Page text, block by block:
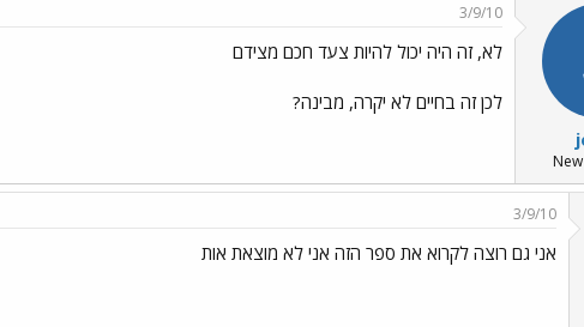
3/9/10
לא, זה היה יכול להיות צעד חכם מצידם
לכן זה בחיים לא יקרה, מבינה?
3/9/10
אני גם רוצה לקרוא את ספר הזה אני לא מוצאת אות